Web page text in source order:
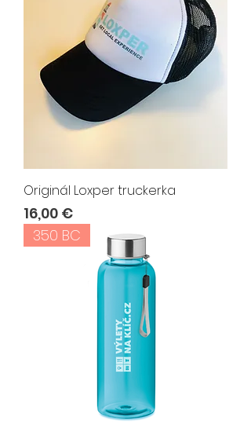
Originál Loxper truckerka
Cena
16,00 €
350 BC